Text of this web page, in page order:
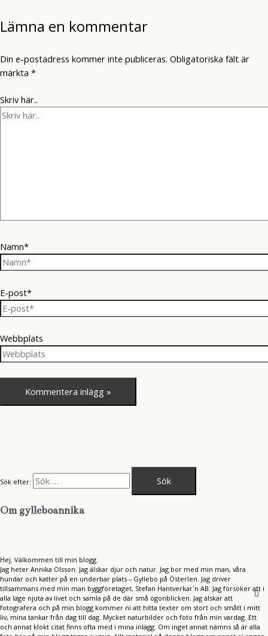
Lämna en kommentar
Din e-postadress kommer inte publiceras. Obligatoriska fält är
märkta *
Skriv här..
Namn*
E-post*
Webbplats
Sök efter:
Om gylleboannika
Hej. Välkommen till min blogg.
Jag heter Annika Olsson. Jag älskar djur och natur. Jag bor med min man, våra
hundar och katter på en underbar plats – Gyllebo på Österlen. Jag driver
tillsammans med min man byggföretaget, Stefan Hantverkar´n AB. Jag försöker att i
alla läge njuta av livet och samla på de där små ögonblicken. Jag älskar att
fotografera och på min blogg kommer ni att hitta texter om stort och smått i mitt
liv, mina tankar från dag till dag. Mycket naturbilder och foto från min vardag. Ett
och annat klokt citat finns ofta med i mina inlägg. Om inget annat nämns så är alla